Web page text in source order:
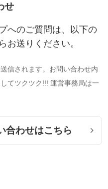
30分✖️2回
ック方法
の受講も可能です。
せ
へのご質問は、以下の
お送りください。
信されます。お問い合わせ内
てツクツク!!! 運営事務局は一
合わせはこちら